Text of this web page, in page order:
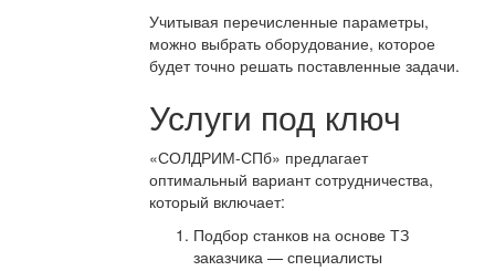
Учитывая перечисленные параметры,
можно выбрать оборудование, которое
будет точно решать поставленные задачи.
Услуги под ключ
«СОЛДРИМ-СПб» предлагает
оптимальный вариант сотрудничества,
который включает:
Подбор станков на основе ТЗ
заказчика — специалисты